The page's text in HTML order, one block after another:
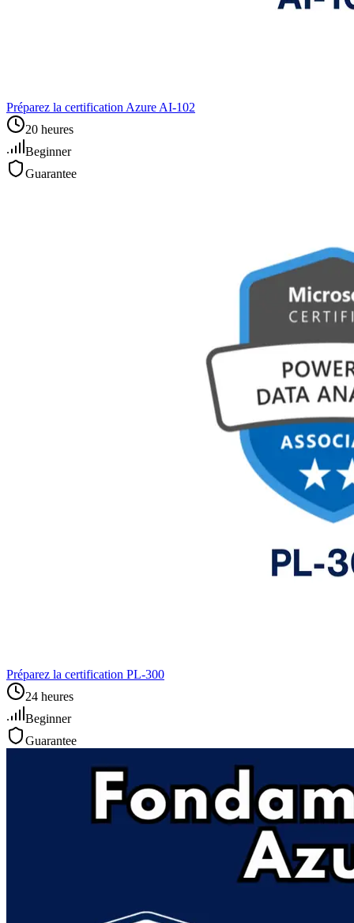
Préparez la certification Azure AI‑102
20 heures
Beginner
Guarantee
Préparez la certification PL‑300
24 heures
Beginner
Guarantee